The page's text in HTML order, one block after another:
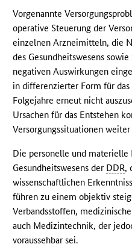
Vorgenannte
operative Steuerung der
einzelnen Arzneimitteln, die
des Gesundheitswesens
negativen Auswirkungen
in differenzierter Form für
Folgejahre erneut nicht
Ursachen für das Entstehen
Versorgungssituationen
Die personelle und materielle
Gesundheitswesens der DDR,
wissenschaftlichen
führen zu einem objektiv
Verbandsstoffen,
auch Medizintechnik, der
voraussehbar sei.